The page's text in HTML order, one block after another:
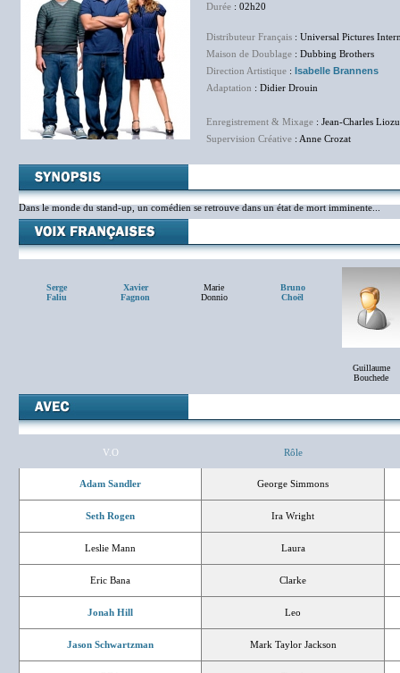
Durée : 02h20
Distributeur Français : Universal Pictures
Maison de Doublage : Dubbing Brothers
Direction Artistique : Isabelle Brannens
Adaptation : Didier Drouin
Enregistrement & Mixage : Jean-Charles Liozu
Supervision Créative : Anne Crozat
Dans le monde du stand-up, un comédien se retrouve dans un état de mort imminente...
Serge
Faliu
Xavier
Fagnon
Marie
Donnio
Bruno
Choël
Guillaume
Bouchede
V.O Rôle
Adam Sandler George Simmons
Seth Rogen Ira Wright
Leslie Mann Laura
Eric Bana Clarke
Jonah Hill Leo
Jason Schwartzman Mark Taylor Jackson